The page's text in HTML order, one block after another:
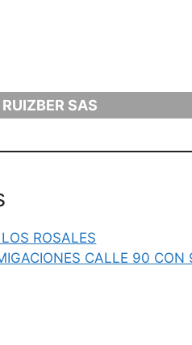
SAS
ROSALES
CALLE 90 CON